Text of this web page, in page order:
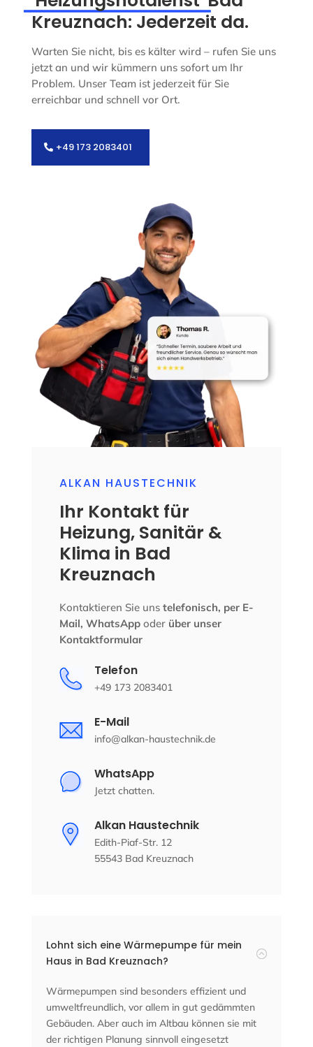
Kreuznach: Jederzeit da.
Warten Sie nicht, bis es kälter wird – rufen Sie uns
jetzt an und wir kümmern uns sofort um Ihr
Problem. Unser Team ist jederzeit für Sie
erreichbar und schnell vor Ort.
+49 173 2083401
ALKAN HAUSTECHNIK
Ihr Kontakt für
Heizung, Sanitär &
Klima in Bad
Kreuznach
Kontaktieren Sie uns telefonisch, per E-
Mail, WhatsAppoder über unser
Kontaktformular
Telefon
+49 173 2083401
E-Mail
info@alkan-haustechnik.de
WhatsApp
Jetzt chatten.
Alkan Haustechnik
Edith-Piaf-Str. 12
55543 Bad Kreuznach
:
Lohnt sich eine Wärmepumpe für mein
Haus in Bad Kreuznach?
Wärmepumpen sind besonders effizient und
umweltfreundlich, vor allem in gut gedämmten
Gebäuden. Aber auch im Altbau können sie mit
der richtigen Planung sinnvoll eingesetzt